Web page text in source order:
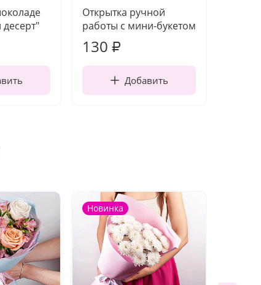
Открытка ручной
работы с мини-букетом
130 ₽
Добавить
Новинка